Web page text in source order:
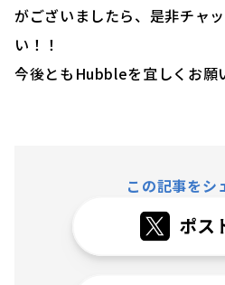
がございましたら、是非チャ
い！！
今後ともHubbleを宜しくお願
この記事をシ